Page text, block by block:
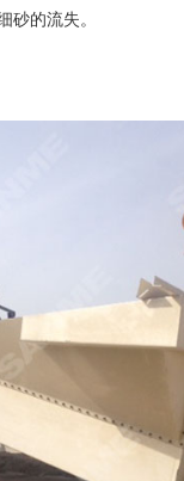
砂的流失。